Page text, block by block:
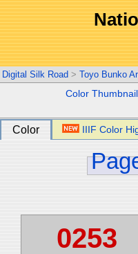
Digital Silk Road > Toyo Bunko
Color Thumbnail
Color IIIF Color
0253